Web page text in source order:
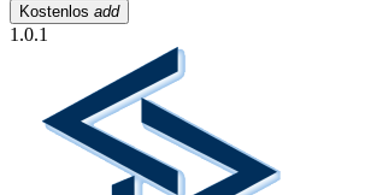
Kostenlos add
1.0.1